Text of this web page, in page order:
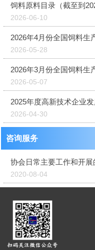
饲料原料目录（截至到
2026-06-10
2026年4月份全国饲料生
2026-05-28
2026年3月份全国饲料生
2026-05-07
2026-04-30
咨询服务
协会日常主要工作和开展
2020-08-04